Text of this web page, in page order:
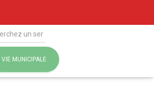
VIE MUNICIPALE